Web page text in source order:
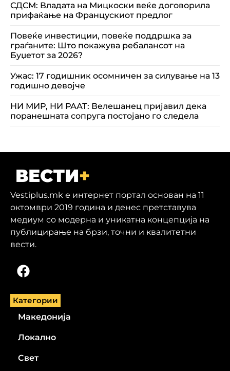
СДСМ: Владата на Мицкоски веќе договорила
прифаќање на Францускиот предлог
Повеќе инвестиции, повеќе поддршка за
граѓаните: Што покажува ребалансот на
Буџетот за 2026?
Ужас: 17 годишник осомничен за силување на 13
годишно девојче
НИ МИР, НИ РААТ: Велешанец пријавил дека
поранешната сопруга постојано го следела
Vestiplus.mk е интернет портал основан на 11
октомври 2019 година и денес претставува
медиум со модерна и уникатна концепција на
публицирање на брзи, точни и квалитетни
вести.
Категории
Македонија
Локално
Свет